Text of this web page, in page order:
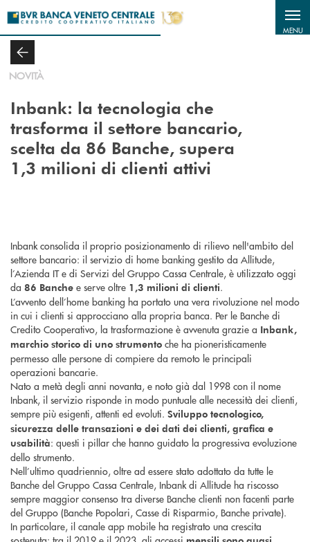
MENU
NOVITÀ
Inbank: la tecnologia che
trasforma il settore bancario,
scelta da 86 Banche, supera
1,3 milioni di clienti attivi
Inbank consolida il proprio posizionamento di rilievo nell'ambito del
settore bancario: il servizio di home banking gestito da Allitude,
l’Azienda IT e di Servizi del Gruppo Cassa Centrale, è utilizzato oggi
da 86 Banche e serve oltre 1,3 milioni di clienti.
L’avvento dell’home banking ha portato una vera rivoluzione nel modo
in cui i clienti si approcciano alla propria banca. Per le Banche di
Credito Cooperativo, la trasformazione è avvenuta grazie a Inbank,
marchio storico di uno strumento che ha pioneristicamente
permesso alle persone di compiere da remoto le principali
operazioni bancarie.
Nato a metà degli anni novanta, e noto già dal 1998 con il nome
Inbank, il servizio risponde in modo puntuale alle necessità dei clienti,
sempre più esigenti, attenti ed evoluti. Sviluppo tecnologico,
sicurezza delle transazioni e dei dati dei clienti, grafica e
usabilità: questi i pillar che hanno guidato la progressiva evoluzione
dello strumento.
Nell’ultimo quadriennio, oltre ad essere stato adottato da tutte le
Banche del Gruppo Cassa Centrale, Inbank di Allitude ha riscosso
sempre maggior consenso tra diverse Banche clienti non facenti parte
del Gruppo (Banche Popolari, Casse di Risparmio, Banche private).
In particolare, il canale app mobile ha registrato una crescita